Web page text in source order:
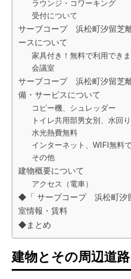
ラウンジ・コワーキング
受付について
サーブコープ 浜松町汐留芝
ースについて
家具付き！無料で利用できま
会議室
サーブコープ 浜松町汐留芝
備・サービスについて
コピー機、シュレッダー
トイレ共用部男女別、水回
水光熱費無料
インターネット、WIFI無料
その他
建物概要について
アクセス（電車）
◆「 サーブコープ 浜松町汐
室情報・賃料
◆まとめ
建物とその周辺道路